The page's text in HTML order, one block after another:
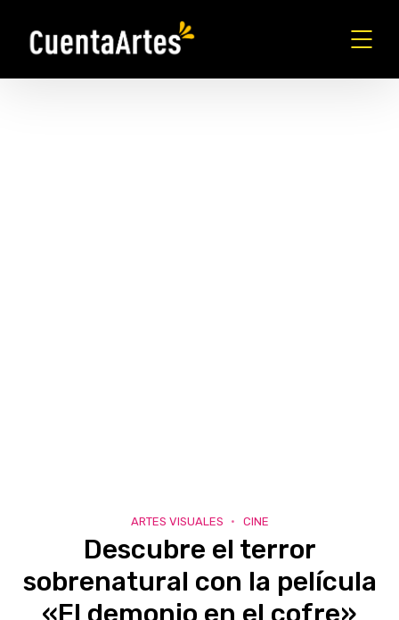
ARTES VISUALES CINE
Descubre el terror
sobrenatural con la película
«El demonio en el cofre»